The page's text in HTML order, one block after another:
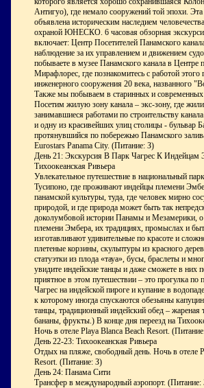
Антигуо), где немало сооружений той эпохи.
объявлена историческим наследием
охраной ЮНЕСКО. 6 часовая обзорная
включает: Центр Посетителей Панамского
наблюдение за их управлением и движением
побываете в музее Панамского канала в Центре
Мирафлорес, где познакомитесь с работой этого
инженерного сооружения 20 века, названного
Также мы побываем в старинных и современных
Посетим жилую зону канала – экс-зону, где
занимавшиеся работами по строительству
и одну из красивейших улиц столицы - бульвар
протянувшийся по побережью Панамского
Eurostars Panama City. (Питание: З)
День 21: Экскурсия В Парк Чагрес К Индейцам
Тихоокеанская Ривьера
Увлекательное путешествие в национальный
Тусипоно, где проживают индейцы племени
панамской культуры, туда, где человек мирно
природой, и где природа может быть так
доколумбовой истории Панамы и Мезамерики,
племени Эмбера, их традициях, промыслах и
изготавливают удивительные по красоте и
плетеные корзины, скульптуры из красного
статуэтки из плода «тауа», бусы, браслеты и
увидите индейские танцы и даже сможете в них
приятное в этом путешествии – это прогулка по
Чагрес на индейской пироге и купание в
к которому иногда спускаются обезьяны
танцы, традиционный индейский обед – жареная
бананы, фрукты.) В конце дня переезд на
Ночь в отеле Playa Blanca Beach Resort.
День 22-23: Тихоокеанская Ривьера
Отдых на пляже, свободный день. Ночь в отеле
Resort. (Питание: З)
День 24: Панама Сити
Трансфер в международный аэропорт. (Питание: